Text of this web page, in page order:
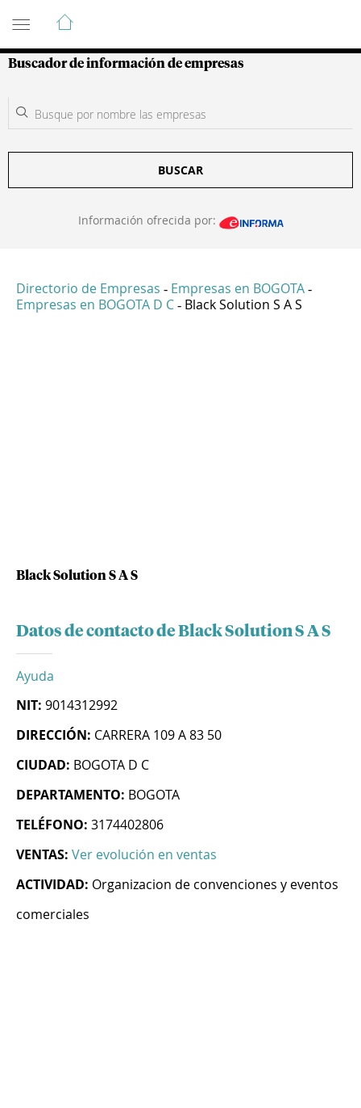
Guía de Empresas Colombianas
Buscador de información de empresas
BUSCAR
Información ofrecida por:
Directorio de Empresas - Empresas en BOGOTA -
Empresas en BOGOTA D C - Black Solution S A S
Black Solution S A S
Datos de contacto de Black Solution S A S
Ayuda
NIT: 9014312992
DIRECCIÓN: CARRERA 109 A 83 50
CIUDAD: BOGOTA D C
DEPARTAMENTO: BOGOTA
TELÉFONO: 3174402806
VENTAS: Ver evolución en ventas
ACTIVIDAD: Organizacion de convenciones y eventos
comerciales